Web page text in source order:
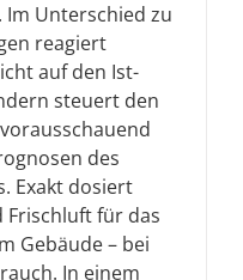
Im Unterschied zu
reagiert
auf den Ist-
steuert den
des
Exakt dosiert
Frischluft für das
Gebäude – bei
In einem